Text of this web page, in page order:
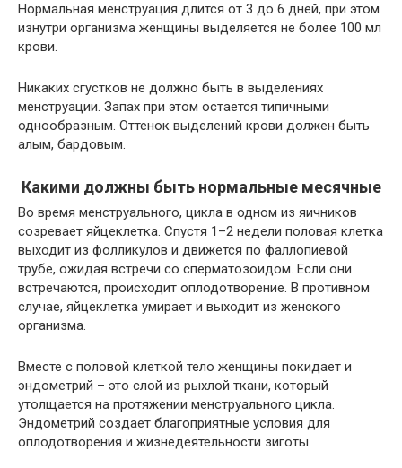
Нормальная менструация длится от 3 до 6 дней, при этом
изнутри организма женщины выделяется не более 100 мл
крови.
Никаких сгустков не должно быть в выделениях
менструации. Запах при этом остается типичными
однообразным. Оттенок выделений крови должен быть
алым, бардовым.
Какими должны быть нормальные месячные
Во время менструального, цикла в одном из яичников
созревает яйцеклетка. Спустя 1–2 недели половая клетка
выходит из фолликулов и движется по фаллопиевой
трубе, ожидая встречи со сперматозоидом. Если они
встречаются, происходит оплодотворение. В противном
случае, яйцеклетка умирает и выходит из женского
организма.
Вместе с половой клеткой тело женщины покидает и
эндометрий – это слой из рыхлой ткани, который
утолщается на протяжении менструального цикла.
Эндометрий создает благоприятные условия для
оплодотворения и жизнедеятельности зиготы.